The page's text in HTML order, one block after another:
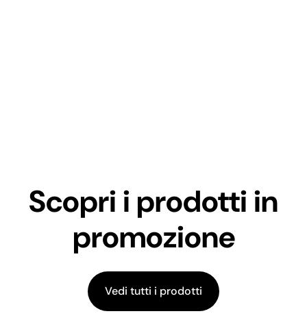
Scopri i prodotti in
promozione
Vedi tutti i prodotti